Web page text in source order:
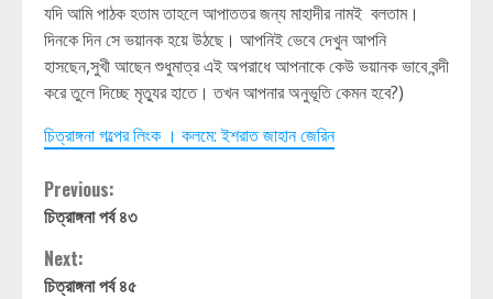
যদি আমি পাঠক হতাম তাহলে আপাততর জন্য মাহাদীর নামই বলতাম।
দিনকে দিন সে ভয়ানক হয়ে উঠছে। আপনিই ভেবে দেখুন আপনি
হাসছেন,সুখী আছেন শুধুমাত্র এই অপরাধে আপনাকে কেউ ভয়ানক ভাবে বন্দী
করে তুলে দিচ্ছে মৃত্যুর হাতে। তখন আপনার অনুভূতি কেমন হবে?)
চিত্রাঙ্গনা গল্পের লিংক । কলমে: ইশরাত জাহান জেরিন
Continue
Reading
Previous:
চিত্রাঙ্গনা পর্ব ৪৩
Next:
চিত্রাঙ্গনা পর্ব ৪৫